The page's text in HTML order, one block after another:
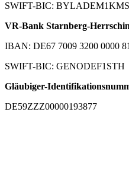
SWIFT-BIC: BYLADEM1KMS
VR-Bank Starnberg-
IBAN: DE67 7009 3200 0000
SWIFT-BIC: GENODEF1STH
Gläubiger-
DE59ZZZ00000193877